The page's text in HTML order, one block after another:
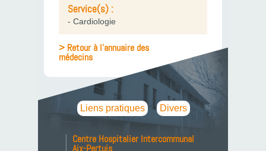
Service(s) :
- Cardiologie
> Retour à l'annuaire des
médecins
Liens pratiques Divers
Centre Hospitalier Intercommunal
Aix-Pertuis